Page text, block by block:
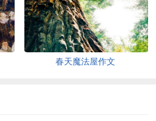
春天魔法屋作文